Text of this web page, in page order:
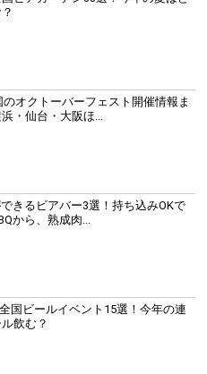
のオクトーバーフェスト開催情報ま
・仙台・大阪ほ...
できるビアバー3選！持ち込みOKで
から、熟成肉...
全国ビールイベント15選！今年の連
飲む？